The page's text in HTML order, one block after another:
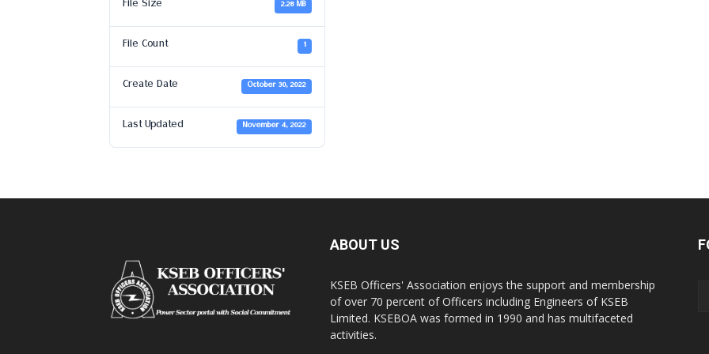
File Size 2.28 MB
File Count 1
Create Date October 30, 2022
Last Updated November 4, 2022
ABOUT US
KSEB Officers' Association enjoys the support and membership
of over 70 percent of Officers including Engineers of KSEB
Limited. KSEBOA was formed in 1990 and has multifaceted
activities.